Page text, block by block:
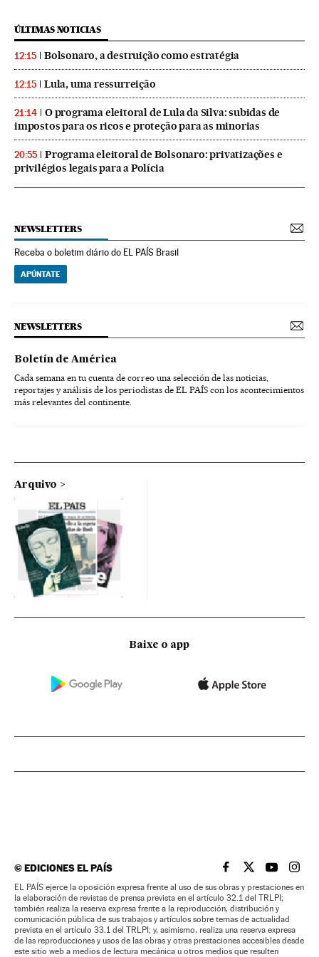
ÚLTIMAS NOTICIAS
12:15 Bolsonaro, a destruição como estratégia
12:15 Lula, uma ressurreição
21:14
O programa eleitoral de Lula da Silva: subidas de
impostos para os ricos e proteção para as minorias
20:55
Programa eleitoral de Bolsonaro: privatizações e
privilégios legais para a Polícia
NEWSLETTERS
Receba o boletim diário do EL PAÍS Brasil
APÚNTATE
NEWSLETTERS
Boletín de América
Cada semana en tu cuenta de correo una selección de las noticias,
reportajes y análisis de los periodistas de EL PAÍS con los acontecimientos
más relevantes del continente.
Arquivo
Baixe o app
©EDICIONES EL PAÍS EL PAÍS BRASIL EN
EL PAÍSEL PAÍS
EL
EL PAÍS ejerce la oposición expresa frente al uso de sus obras y prestaciones en
la elaboración de revistas de prensa prevista en el artículo 32.1 del TRLPI;
también realiza la reserva expresa frente a la reproducción, distribución y
comunicación pública de sus trabajos y artículos sobre temas de actualidad
prevista en el artículo 33.1 del TRLPI; y, asimismo, realiza una reserva expresa
de las reproducciones y usos de las obras y otras prestaciones accesibles desde
este sitio web a medios de lectura mecánica u otros medios que resulten